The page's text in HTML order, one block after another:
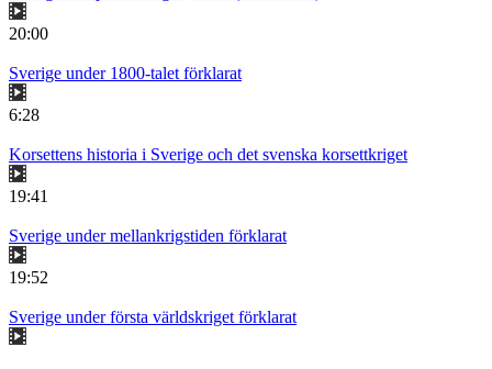
20:00
Sverige under 1800-talet förklarat
6:28
Korsettens historia i Sverige och det svenska korsettkriget
19:41
Sverige under mellankrigstiden förklarat
19:52
Sverige under första världskriget förklarat